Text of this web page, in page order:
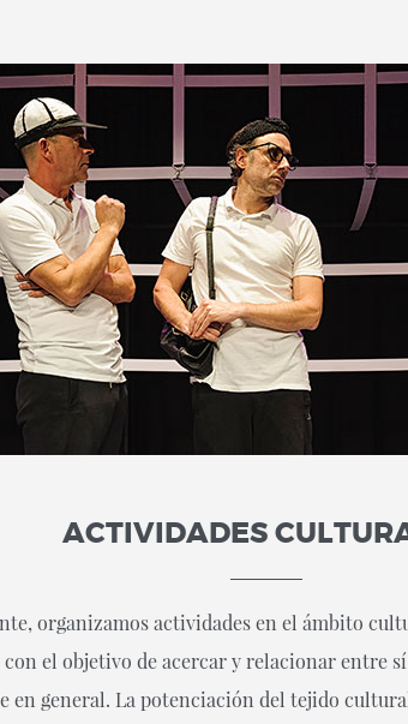
ACTIVIDADES
organizamos actividades en el ámbito
con el objetivo de acercar y relacionar entre
en general. La potenciación del tejido